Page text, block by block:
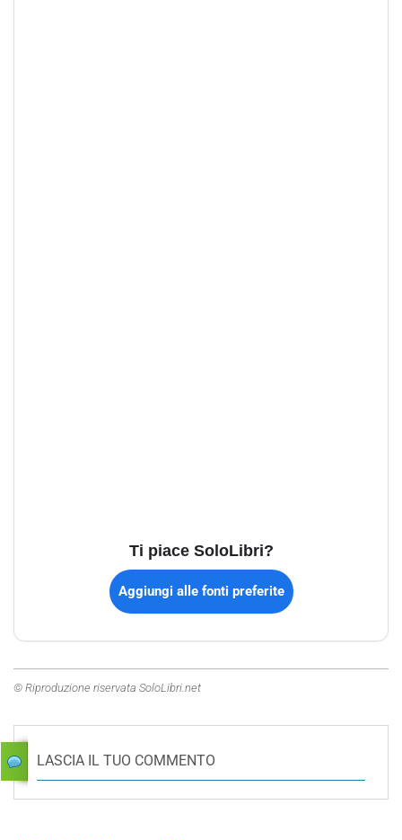
Ti piace SoloLibri?
Aggiungi alle fonti preferite
© Riproduzione riservata SoloLibri.net
LASCIA IL TUO COMMENTO